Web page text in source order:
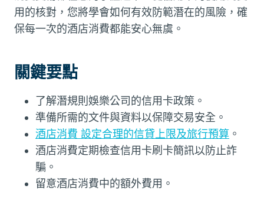
用的核對，您將學會如何有效防範潛在的風險，確
保每一次的酒店消費都能安心無虞。
關鍵要點
了解潛規則娛樂公司的信用卡政策。
準備所需的文件與資料以保障交易安全。
酒店消費 設定合理的信貸上限及旅行預算 。
酒店消費定期檢查信用卡刷卡簡訊以防止詐
騙。
留意酒店消費中的額外費用。